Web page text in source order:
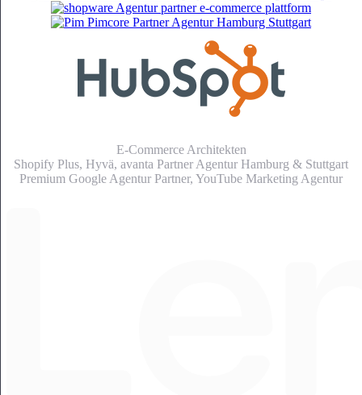
E-Commerce Architekten
Shopify Plus, Hyvä, avanta Partner Agentur Hamburg & Stuttgart
Premium Google Agentur Partner, YouTube Marketing Agentur